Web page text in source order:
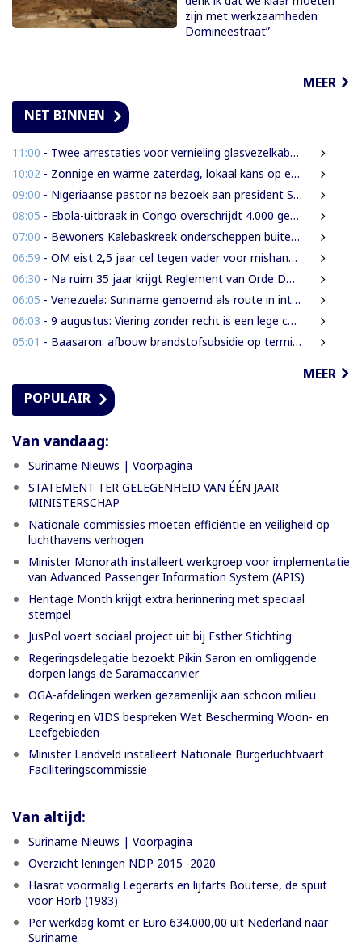
zijn met werkzaamheden
Domineestraat”
MEER
NET BINNEN
11:00 - Twee arrestaties voor vernieling glasvezelkabels Telesur; maskers en kabelknipper gevonden
10:02 - Zonnige en warme zaterdag, lokaal kans op een bui
09:00 - Nigeriaanse pastor na bezoek aan president Simons: ‘Toename van rijkdom in Suriname’
08:05 - Ebola-uitbraak in Congo overschrijdt 4.000 gevallen
07:00 - Bewoners Kalebaskreek onderscheppen buitenlanders met illegaal geweer en communicatieapparatuur
06:59 - OM eist 2,5 jaar cel tegen vader voor mishandeling en verwaarlozing van gezin
06:30 - Na ruim 35 jaar krijgt Reglement van Orde DNA grondige herziening
06:05 - Venezuela: Suriname genoemd als route in internationale cocaïnesmokkel naar Europa
06:03 - 9 augustus: Viering zonder recht is een lege ceremonie
05:01 - Baasaron: afbouw brandstofsubsidie op termijn onvermijdelijk
MEER
POPULAIR
Van vandaag:
Suriname Nieuws | Voorpagina
STATEMENT TER GELEGENHEID VAN ÉÉN JAAR
MINISTERSCHAP
Nationale commissies moeten efficiëntie en veiligheid op
luchthavens verhogen
Minister Monorath installeert werkgroep voor implementatie
van Advanced Passenger Information System (APIS)
Heritage Month krijgt extra herinnering met speciaal
stempel
JusPol voert sociaal project uit bij Esther Stichting
Regeringsdelegatie bezoekt Pikin Saron en omliggende
dorpen langs de Saramaccarivier
OGA-afdelingen werken gezamenlijk aan schoon milieu
Regering en VIDS bespreken Wet Bescherming Woon- en
Leefgebieden
Minister Landveld installeert Nationale Burgerluchtvaart
Faciliteringscommissie
Van altijd:
Suriname Nieuws | Voorpagina
Overzicht leningen NDP 2015 -2020
Hasrat voormalig Legerarts en lijfarts Bouterse, de spuit
voor Horb (1983)
Per werkdag komt er Euro 634.000,00 uit Nederland naar
Suriname